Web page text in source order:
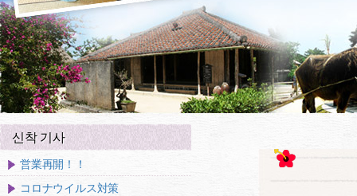
신착 기사
営業再開！！
コロナウイルス対策